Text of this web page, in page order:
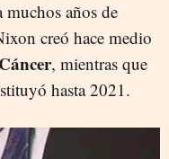
años de
creó hace medio
, mientras que
hasta 2021.